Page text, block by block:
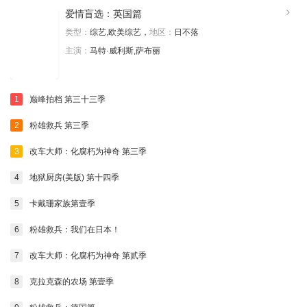
爱情盲选：英国篇
类型： 综艺,欧美综艺， 地区： 日不落
主演： 马特·威利斯,萨布丽
1 巅峰拍档 第三十三季
2 粉雄救兵 第三季
3 改车大师：化腐朽为神奇 第三季
4 地狱厨房(美版) 第十四季
5 卡戴珊家族第壹季
6 粉雄救兵：我们在日本！
7 改车大师：化腐朽为神奇 第贰季
8 克拉克森的农场 第壹季